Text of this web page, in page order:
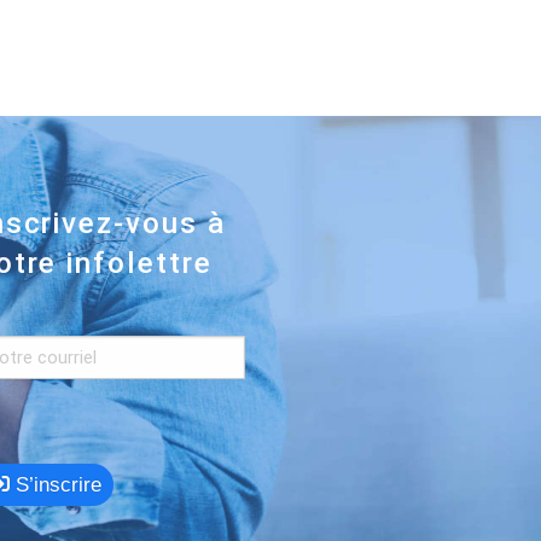
vous à
infolettre
S’inscrire